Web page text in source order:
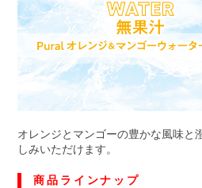
オレンジとマンゴーの豊かな風味と
しみいただけます。
商品ラインナップ